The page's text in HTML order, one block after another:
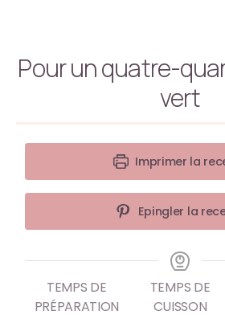
Pour un quatre-
vert
Imprimer la
Epingler la
TEMPS DE
PRÉPARATION
TEMPS DE
CUISSON